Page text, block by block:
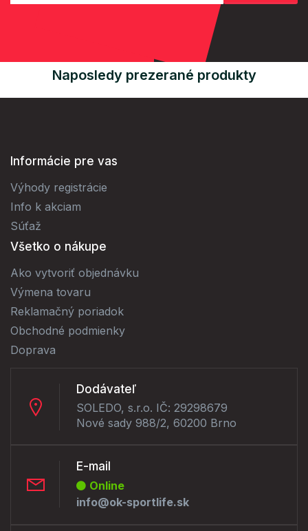
Naposledy prezerané produkty
Informácie pre vas
Výhody registrácie
Info k akciam
Súťaž
Všetko o nákupe
Ako vytvoriť objednávku
Výmena tovaru
Reklamačný poriadok
Obchodné podmienky
Doprava
Dodávateľ
SOLEDO, s.r.o. IČ: 29298679
Nové sady 988/2, 60200 Brno
E-mail
Online
info@ok-sportlife.sk